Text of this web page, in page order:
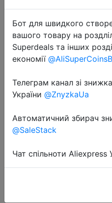
Стиральная
черный (пар,
Бот для швидкого
вашого товару на
Superdeals та інших
економії
Телеграм канал зі
України @ZnyzkaUa
Автоматичний збирач
@SaleStack
Чат спільноти Aliexpress